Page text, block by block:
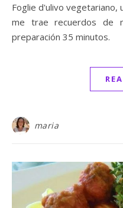
Foglie d'ulivo vegetariano, una receta de cocina sencilla que
me trae recuerdos de
preparación 35 minutos.
maria